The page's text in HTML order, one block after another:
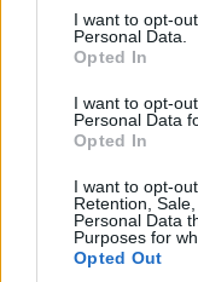
consent section.
I want to opt-
Personal Data.
Opted In
I want to opt-
Personal Data
Opted In
I want to opt-
Retention,
Personal Data
Purposes for
Opted Out
Ma ezt olvasták
Így kell fogyni
5